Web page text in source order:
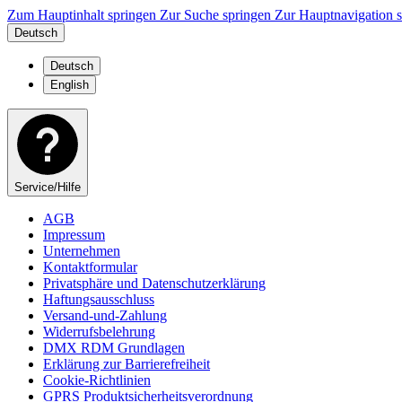
Zum Hauptinhalt springen Zur Suche springen Zur Hauptnavigation
Deutsch
Deutsch
English
Service/Hilfe
AGB
Impressum
Unternehmen
Kontaktformular
Privatsphäre und Datenschutzerklärung
Haftungsausschluss
Versand-und-Zahlung
Widerrufsbelehrung
DMX RDM Grundlagen
Erklärung zur Barrierefreiheit
Cookie-Richtlinien
GPRS Produktsicherheitsverordnung